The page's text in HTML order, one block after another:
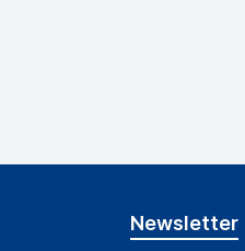
Newsletter